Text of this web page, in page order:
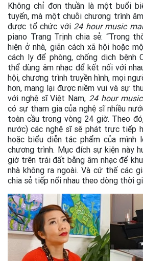
Không chỉ đơn thuần là một buổi
tuyến, mà một chuỗi chương trình
được tổ chức với 24 hour music
piano Trang Trịnh chia sẻ: “Trong
hiện ở nhà, giãn cách xã hội hoặc
cách ly để phòng, chống dịch bệnh
thể dùng âm nhạc để kết nối với
hội, chương trình truyền hình, mọi
hơn, mang lại được niềm vui và sự
với nghệ sĩ Việt Nam, 24 hour
có sự tham gia của nghệ sĩ nhiều
toàn cầu trong vòng 24 giờ. Theo
nước) các nghệ sĩ sẽ phát trực tiếp
hoặc biểu diễn tác phẩm của mình
chương trình. Mục đích sự kiện này
giờ trên trái đất bằng âm nhạc để
nhà không ra ngoài. Và cứ thế các
chia sẻ tiếp nối nhau theo dòng thời